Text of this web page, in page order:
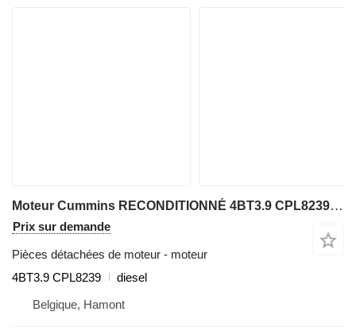
Moteur Cummins RECONDITIONNÉ 4BT3.9 CPL8239 pour matériel de TP
Prix sur demande
Pièces détachées de moteur - moteur
4BT3.9 CPL8239
diesel
Belgique, Hamont